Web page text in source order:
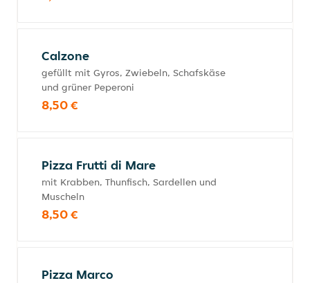
Calzone
gefüllt mit Gyros, Zwiebeln, Schafskäse
und grüner Peperoni
8,50 €
Pizza Frutti di Mare
mit Krabben, Thunfisch, Sardellen und
Muscheln
8,50 €
Pizza Marco